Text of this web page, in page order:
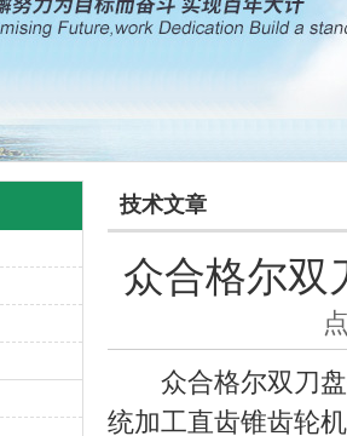
技术文章
众合格尔双
众合格尔双刀盘
统加工直齿锥齿轮